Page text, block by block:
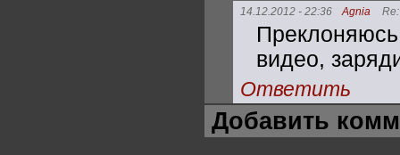
14.12.2012 - 22:36 Agnia
видео,
Ответить
Добавить